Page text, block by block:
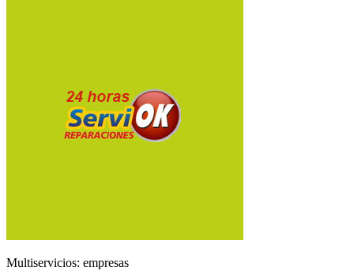
Multiservicios: empresas